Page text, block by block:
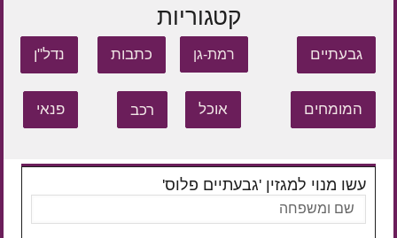
קטגוריות
גבעתיים רמת-גן כתבות נדל"ן
המומחים אוכל רכב פנאי
עשו מנוי למגזין 'גבעתיים פלוס'